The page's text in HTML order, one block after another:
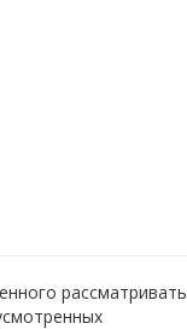
рассматривать